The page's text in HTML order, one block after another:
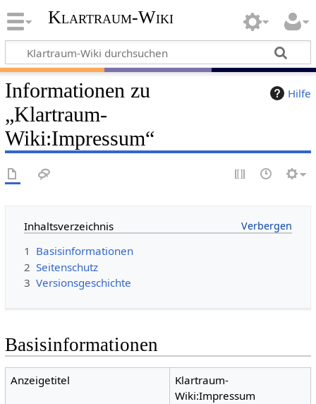
Klartraum-Wiki
Hilfe
Informationen zu
„Klartraum-
Wiki:Impressum“
Inhaltsverzeichnis
1 Basisinformationen
2 Seitenschutz
3 Versionsgeschichte
Basisinformationen
Anzeigetitel
Klartraum-
Wiki:Impressum